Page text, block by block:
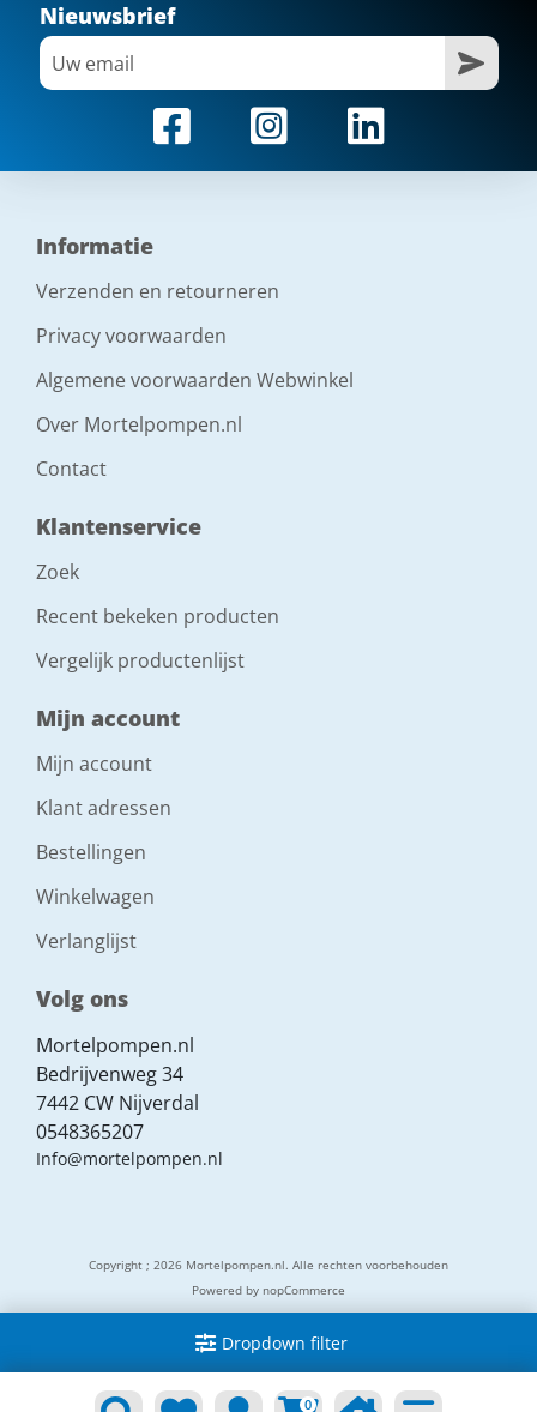
0
Dropdown filter
Nieuwsbrief
Informatie
Verzenden en retourneren
Privacy voorwaarden
Algemene voorwaarden Webwinkel
Over Mortelpompen.nl
Contact
Klantenservice
Zoek
Recent bekeken producten
Vergelijk productenlijst
Mijn account
Mijn account
Klant adressen
Bestellingen
Winkelwagen
Verlanglijst
Volg ons
Mortelpompen.nl
Bedrijvenweg 34
7442 CW Nijverdal
0548365207
Info@mortelpompen.nl
Copyright ; 2026 Mortelpompen.nl. Alle rechten voorbehouden
Powered by nopCommerce